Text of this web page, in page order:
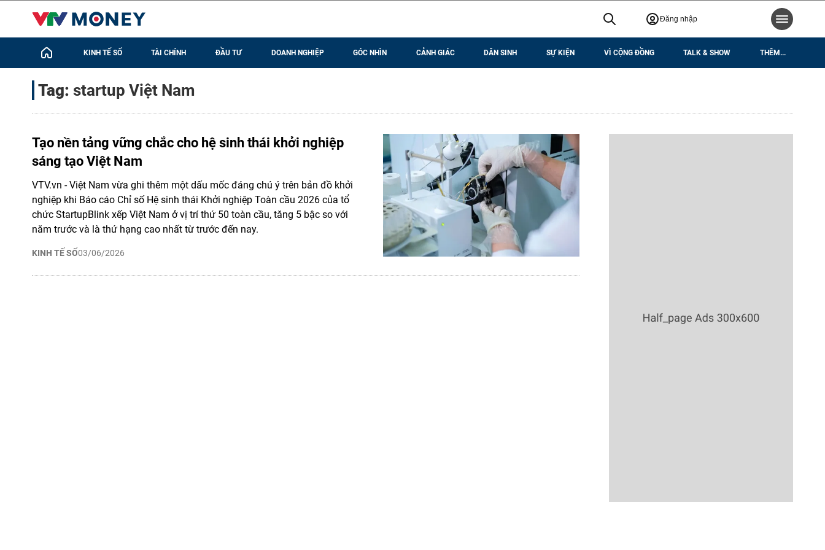
Đăng nhập
KINH TẾ SỐ TÀI CHÍNH ĐẦU TƯ DOANH NGHIỆP GÓC NHÌN CẢNH GIÁC DÂN SINH SỰ KIỆN VÌ CỘNG ĐỒNG TALK & SHOW THÊM...
Tag: startup Việt Nam
Tạo nền tảng vững chắc cho hệ sinh thái khởi nghiệp
sáng tạo Việt Nam
KINH TẾ SỐ03/06/2026
VTV.vn - Việt Nam vừa ghi thêm một dấu mốc đáng chú ý trên bản đồ khởi
nghiệp khi Báo cáo Chỉ số Hệ sinh thái Khởi nghiệp Toàn cầu 2026 của tổ
chức StartupBlink xếp Việt Nam ở vị trí thứ 50 toàn cầu, tăng 5 bậc so với
năm trước và là thứ hạng cao nhất từ trước đến nay.